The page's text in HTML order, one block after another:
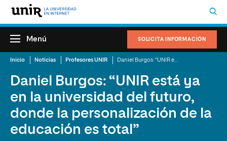
SOLICITA INFORMACIÓN
Menú
Inicio Noticias Profesores UNIR
Daniel Burgos: “UNIR está ya
en la universidad del futuro,
donde la personalización de la
educación es total”